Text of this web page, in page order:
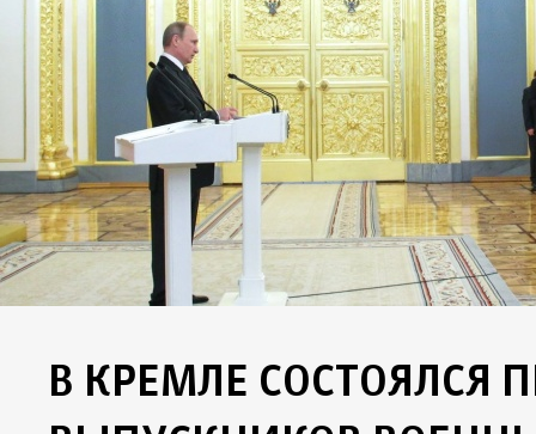
В КРЕМЛЕ СОСТОЯЛСЯ